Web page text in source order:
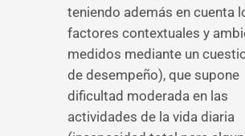
teniendo además en cuenta
factores contextuales y
medidos mediante un
de desempeño), que supone
dificultad moderada en las
actividades de la vida diaria